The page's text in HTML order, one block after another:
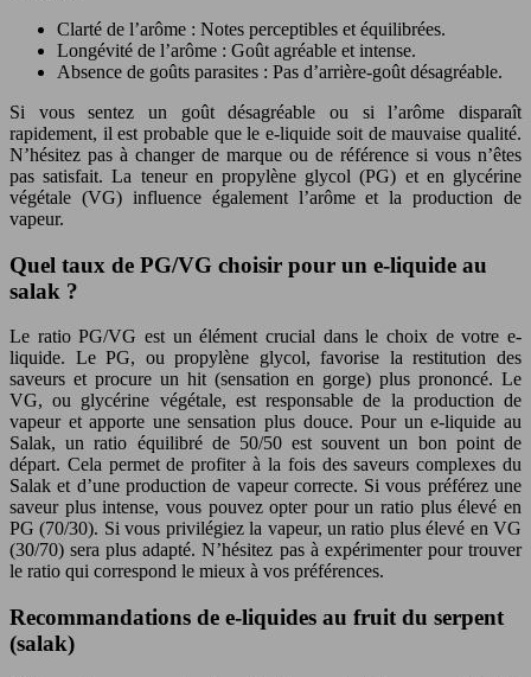
Clarté de l’arôme : Notes perceptibles et équilibrées.
Longévité de l’arôme : Goût agréable et intense.
Absence de goûts parasites : Pas d’arrière-goût désagréable.
Si vous sentez un goût désagréable ou si l’arôme disparaît
rapidement, il est probable que le e-liquide soit de mauvaise qualité.
N’hésitez pas à changer de marque ou de référence si vous n’êtes
pas satisfait. La teneur en propylène glycol (PG) et en glycérine
végétale (VG) influence également l’arôme et la production de
vapeur.
Quel taux de PG/VG choisir pour un e-liquide au
salak ?
Le ratio PG/VG est un élément crucial dans le choix de votre e-
liquide. Le PG, ou propylène glycol, favorise la restitution des
saveurs et procure un hit (sensation en gorge) plus prononcé. Le
VG, ou glycérine végétale, est responsable de la production de
vapeur et apporte une sensation plus douce. Pour un e-liquide au
Salak, un ratio équilibré de 50/50 est souvent un bon point de
départ. Cela permet de profiter à la fois des saveurs complexes du
Salak et d’une production de vapeur correcte. Si vous préférez une
saveur plus intense, vous pouvez opter pour un ratio plus élevé en
PG (70/30). Si vous privilégiez la vapeur, un ratio plus élevé en VG
(30/70) sera plus adapté. N’hésitez pas à expérimenter pour trouver
le ratio qui correspond le mieux à vos préférences.
Recommandations de e-liquides au fruit du serpent
(salak)